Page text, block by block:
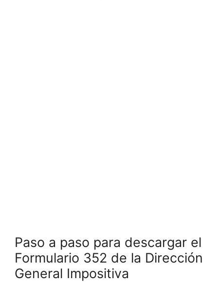
Paso a paso para descargar el
Formulario 352 de la Dirección
General Impositiva